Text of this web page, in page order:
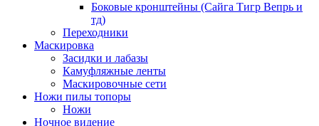
Боковые кронштейны (Сайга Тигр Вепрь и
тд)
Переходники
Маскировка
Засидки и лабазы
Камуфляжные ленты
Маскировочные сети
Ножи пилы топоры
Ножи
Ночное видение